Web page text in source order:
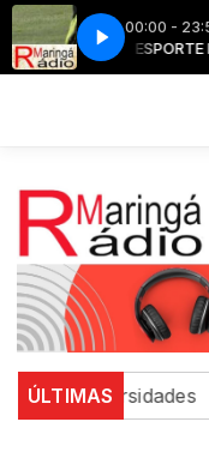
00:00 -
MÚSICA,
ÚLTIMAS Na